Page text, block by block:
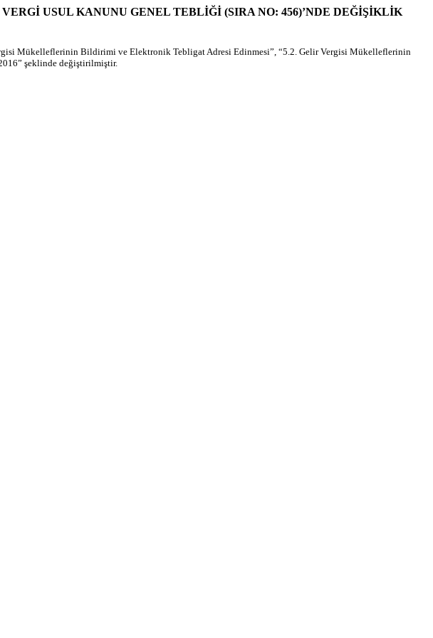
VERGİ USUL KANUNU GENEL TEBLİĞİ (SIRA NO: 456)’NDE DEĞİŞİKLİK
Mükelleflerinin Bildirimi ve Elektronik Tebligat Adresi Edinmesi”, “5.2. Gelir Vergisi Mükelleflerinin
şeklinde değiştirilmiştir.